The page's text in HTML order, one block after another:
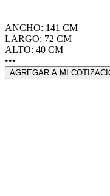
ANCHO: 141 CM
LARGO: 72 CM
ALTO: 40 CM
•••
AGREGAR A MI